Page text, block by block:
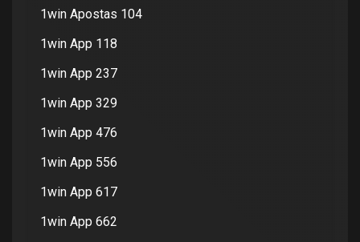
1win Apostas 104
1win App 118
1win App 237
1win App 329
1win App 476
1win App 556
1win App 617
1win App 662